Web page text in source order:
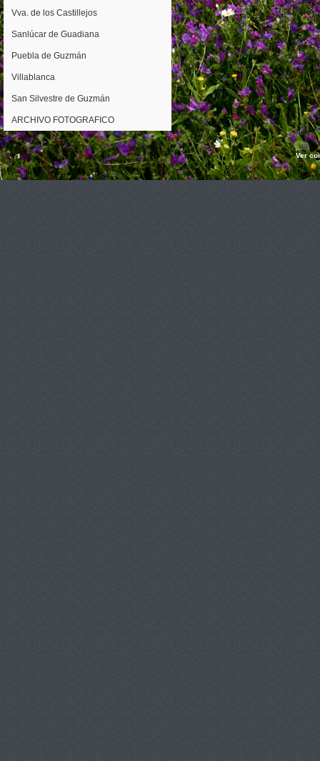
Vva. de los Castillejos
Sanlúcar de Guadiana
Puebla de Guzmán
Villablanca
San Silvestre de Guzmán
ARCHIVO FOTOGRAFICO
Ver